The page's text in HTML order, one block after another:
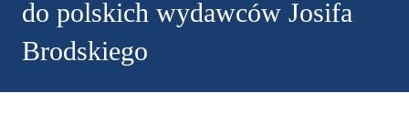
do polskich wydawców Josifa
Brodskiego